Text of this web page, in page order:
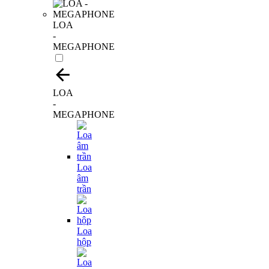
LOA
-
MEGAPHONE
LOA
-
MEGAPHONE
Loa
âm
trần
Loa
hộp